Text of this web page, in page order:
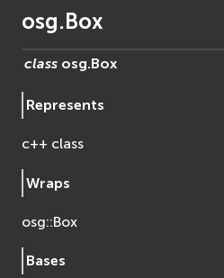
Граф Сцены (Scene Graph)
EVosgAV
EVosgGA
EVosgText
EVosgViewer
osg.Box
class osg.Box
Represents
c++ class
Wraps
osg::Box
Bases